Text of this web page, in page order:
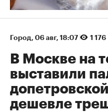
Город⁠, 06 авг, 18:07 1 176
В Москве на
выставили
дешевле